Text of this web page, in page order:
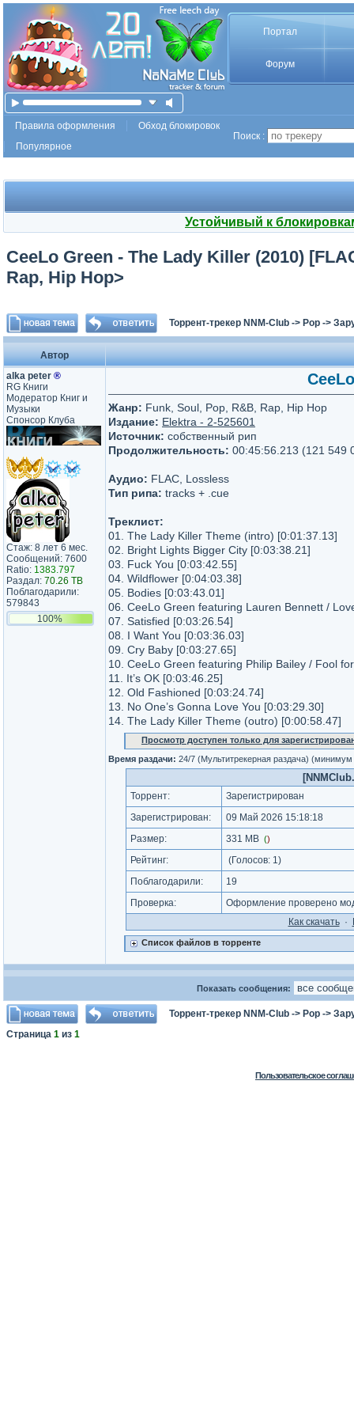
Портал
Форум
Правила оформления
Обход блокировок
Популярное
Поиск :
Устойчивый к
CeeLo Green - The Lady Killer (2010)
Rap, Hip Hop>
Торрент-трекер NNM-Club -> Pop ->
Автор
alka peter ®
RG Книги
Модератор Книг и
Музыки
Спонсор Клуба
Стаж: 8 лет 6 мес.
Сообщений: 7600
Ratio: 1383.797
Раздал: 70.26 TB
Поблагодарили:
579843
100%
Жанр: Funk, Soul, Pop, R&B, Rap, Hip Hop
Издание: Elektra - 2-525601
Источник: собственный рип
Продолжительность: 00:45:56.213 (121 549
Аудио: FLAC, Lossless
Тип рипа: tracks + .cue
Треклист:
01. The Lady Killer Theme (intro) [0:01:37.13]
02. Bright Lights Bigger City [0:03:38.21]
03. Fuck You [0:03:42.55]
04. Wildflower [0:04:03.38]
05. Bodies [0:03:43.01]
06. CeeLo Green featuring Lauren Bennett /
07. Satisfied [0:03:26.54]
08. I Want You [0:03:36.03]
09. Cry Baby [0:03:27.65]
10. CeeLo Green featuring Philip Bailey / Fool
11. It’s OK [0:03:46.25]
12. Old Fashioned [0:03:24.74]
13. No One’s Gonna Love You [0:03:29.30]
14. The Lady Killer Theme (outro) [0:00:58.47]
Просмотр доступен только для
Время раздачи: 24/7 (Mультитрекерная раздача)
Торрент:
Зарегистрирован
Зарегистрирован:
09 Май 2026 15:18:18
Размер:
331 MB ()
Рейтинг: (Голосов: 1)
Поблагодарили:
19
Проверка:
Оформление проверено
Как cкачать·
Список файлов в торренте
Показать сообщения:
Торрент-трекер NNM-Club -> Pop ->
Страница 1 из 1
Пользовательское